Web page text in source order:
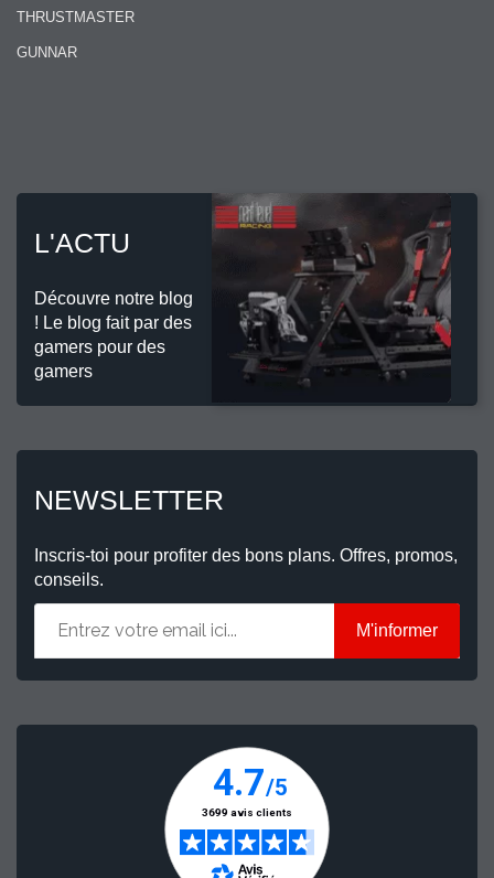
THRUSTMASTER
GUNNAR
L'ACTU
Découvre notre blog
! Le blog fait par des
gamers pour des
gamers
NEWSLETTER
Inscris-toi pour profiter des bons plans. Offres, promos,
conseils.
M'informer